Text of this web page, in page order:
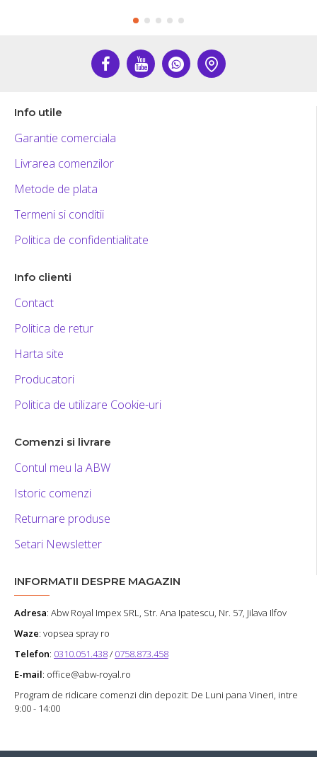
Info utile
Garantie comerciala
Livrarea comenzilor
Metode de plata
Termeni si conditii
Politica de confidentialitate
Info clienti
Contact
Politica de retur
Harta site
Producatori
Politica de utilizare Cookie-uri
Comenzi si livrare
Contul meu la ABW
Istoric comenzi
Returnare produse
Setari Newsletter
INFORMATII DESPRE MAGAZIN
Adresa: Abw Royal Impex SRL, Str. Ana Ipatescu, Nr. 57, Jilava Ilfov
Waze: vopsea spray ro
Telefon: 0310.051.438/ 0758.873.458
E-mail: office@abw-royal.ro
Program de ridicare comenzi din depozit: De Luni pana Vineri, intre
9:00 - 14:00